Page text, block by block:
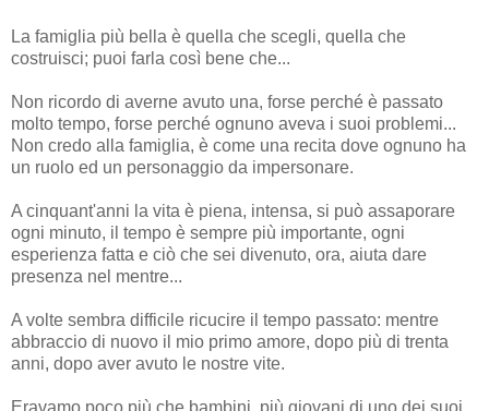
La famiglia più bella è quella che scegli, quella che
costruisci; puoi farla così bene che...
Non ricordo di averne avuto una, forse perché è passato
molto tempo, forse perché ognuno aveva i suoi problemi...
Non credo alla famiglia, è come una recita dove ognuno ha
un ruolo ed un personaggio da impersonare.
A cinquant'anni la vita è piena, intensa, si può assaporare
ogni minuto, il tempo è sempre più importante, ogni
esperienza fatta e ciò che sei divenuto, ora, aiuta dare
presenza nel mentre...
A volte sembra difficile ricucire il tempo passato: mentre
abbraccio di nuovo il mio primo amore, dopo più di trenta
anni, dopo aver avuto le nostre vite.
Eravamo poco più che bambini, più giovani di uno dei suoi